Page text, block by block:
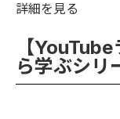
詳細を見る
【
ら学ぶシリ